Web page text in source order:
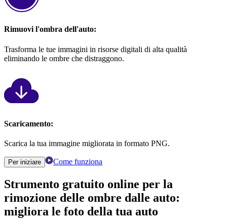
Rimuovi l'ombra dell'auto:
Trasforma le tue immagini in risorse digitali di alta qualità
eliminando le ombre che distraggono.
Scaricamento:
Scarica la tua immagine migliorata in formato PNG.
Per iniziare Come funziona
Strumento gratuito online per la
rimozione delle ombre dalle auto:
migliora le foto della tua auto